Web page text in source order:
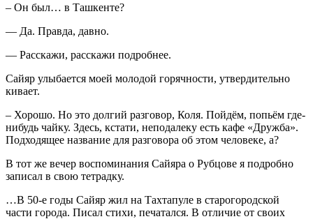
– Он был… в Ташкенте?
— Да. Правда, давно.
— Расскажи, расскажи подробнее.
Сайяр улыбается моей молодой горячности, утвердительно
кивает.
– Хорошо. Но это долгий разговор, Коля. Пойдём, попьём где-
нибудь чайку. Здесь, кстати, неподалеку есть кафе «Дружба».
Подходящее название для разговора об этом человеке, а?
В тот же вечер воспоминания Сайяра о Рубцове я подробно
записал в свою тетрадку.
…В 50-е годы Сайяр жил на Тахтапуле в старогородской
части города. Писал стихи, печатался. В отличие от своих